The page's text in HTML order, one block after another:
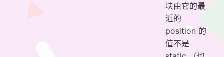
块由它的最
近的
position 的
值不是